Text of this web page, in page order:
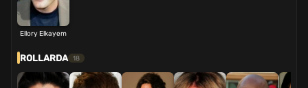
Ellory Elkayem
ROLLARDA 18